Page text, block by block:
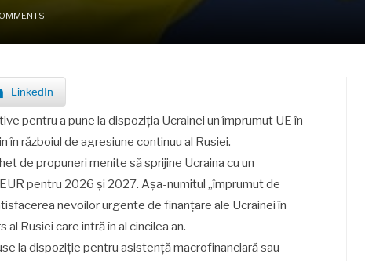
LinkedIn
pentru a pune la dispoziția Ucrainei un împrumut UE în
în războiul de agresiune continuu al Rusiei.
de propuneri menite să sprijine Ucraina cu un
pentru 2026 și 2027. Așa-numitul „împrumut de
nevoilor urgente de finanțare ale Ucrainei în
Rusiei care intră în al cincilea an.
la dispoziție pentru asistență macrofinanciară sau